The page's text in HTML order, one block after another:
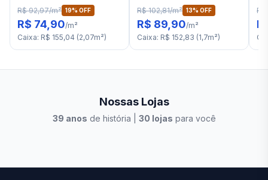
Acetinado RET "A"
R$ 92,97/m² 19% OFF
R$ 74,90/m²
Caixa: R$ 155,04 (2,07m²)
Biancogres Legno
Dorato RET "A"
R$ 102,81/m² 13% OFF
R$ 89,90/m²
Caixa: R$ 152,83 (1,7m²)
R$
Nossas Lojas
39 anos de história | 30 lojas para você